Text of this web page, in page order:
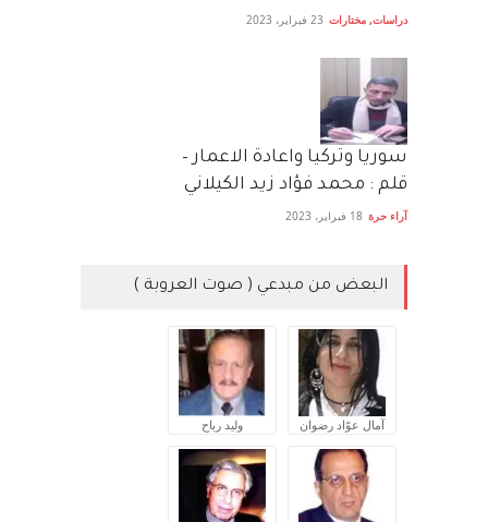
دراسات, مختارات 23 فبراير، 2023
سوريا وتركيا واعادة الاعمار –
قلم : محمد فؤاد زيد الكيلاني
آراء حرة 18 فبراير، 2023
البعض من مبدعي ( صوت العروبة )
آمال عوّاد رضوان وليد رباح